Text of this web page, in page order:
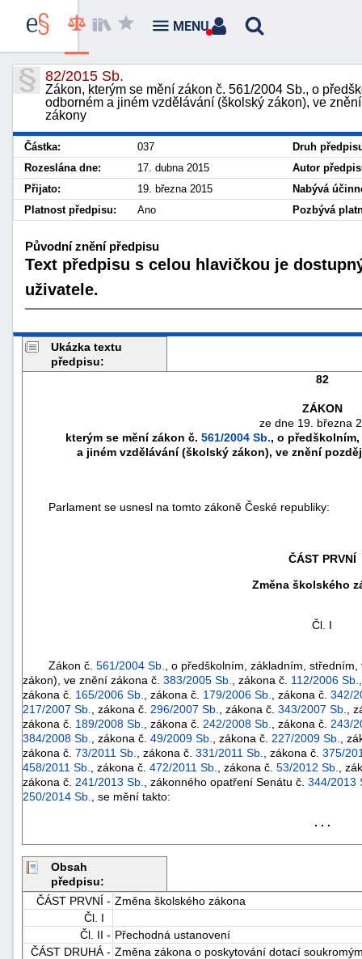
82/2015 Sb.
Zákon, kterým se mění zákon č. 561/2004 Sb., o
odborném a jiném vzdělávání (školský zákon), ve
zákony
Částka: 037
Druh
Rozeslána dne:
17. dubna 2015
Autor
Přijato:
19. března 2015
Nabývá
Platnost předpisu:
Ano Pozbývá
Původní znění předpisu
Text předpisu s celou hlavičkou je
uživatele.
Ukázka textu
předpisu:
82
ZÁKON
ze dne 19. března
kterým se mění zákon č. 561/2004 Sb., o
a jiném vzdělávání (školský zákon), ve znění
Parlament se usnesl na tomto zákoně České republiky:
ČÁST PRVNÍ
Změna školského
Čl. I
Zákon č. 561/2004 Sb.
, o předškolním, základním,
zákon), ve znění zákona č. 383/2005 Sb. , zákona č. 112/2006 Sb.
zákona č. 165/2006 Sb. , zákona č. 179/2006 Sb. , zákona č. 342/
217/2007 Sb.
, zákona č. 296/2007 Sb. , zákona č. 343/2007 Sb.
,
zákona č. 189/2008 Sb. , zákona č. 242/2008 Sb. , zákona č. 243/
384/2008 Sb.
, zákona č. 49/2009 Sb. , zákona č. 227/2009 Sb.
,
zákona č. 73/2011 Sb. , zákona č. 331/2011 Sb. , zákona č. 375/
458/2011 Sb.
, zákona č. 472/2011 Sb. , zákona č. 53/2012 Sb.
,
zákona č. 241/2013 Sb. , zákonného opatření Senátu č. 344/2013
250/2014 Sb.
, se mění takto:
. . .
Obsah
předpisu:
ČÁST PRVNÍ - Změna školského zákona
Čl. I
Čl. II - Přechodná ustanovení
ČÁST DRUHÁ - Změna zákona o poskytování dotací
MENU
náhrady